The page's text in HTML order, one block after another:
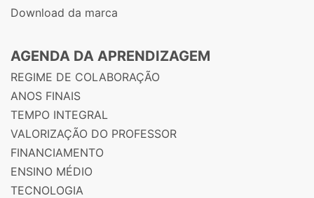
Download da marca
AGENDA DA APRENDIZAGEM
REGIME DE COLABORAÇÃO
ANOS FINAIS
TEMPO INTEGRAL
VALORIZAÇÃO DO PROFESSOR
FINANCIAMENTO
ENSINO MÉDIO
TECNOLOGIA